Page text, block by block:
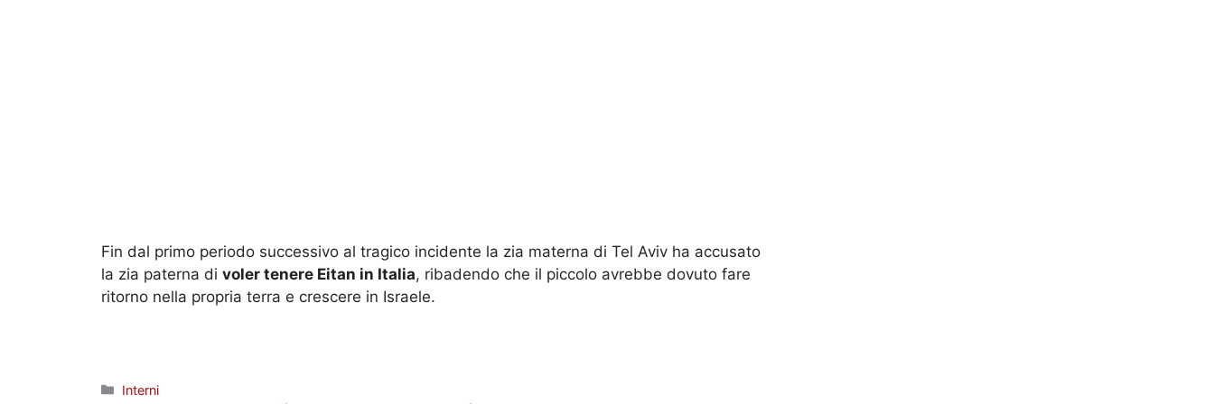
Fin dal primo periodo successivo al tragico incidente la zia materna di Tel Aviv ha accusato
la zia paterna di voler tenere Eitan in Italia, ribadendo che il piccolo avrebbe dovuto fare
ritorno nella propria terra e crescere in Israele.
Categorie
Interni